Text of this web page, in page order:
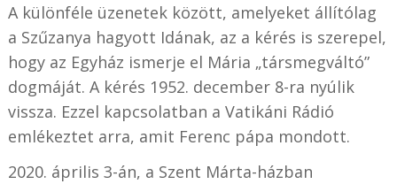
A különféle üzenetek között, amelyeket állítólag
a Szűzanya hagyott Idának, az a kérés is szerepel,
hogy az Egyház ismerje el Mária „társmegváltó”
dogmáját. A kérés 1952. december 8-ra nyúlik
vissza. Ezzel kapcsolatban a Vatikáni Rádió
emlékeztet arra, amit Ferenc pápa mondott.
2020. április 3-án, a Szent Márta-házban